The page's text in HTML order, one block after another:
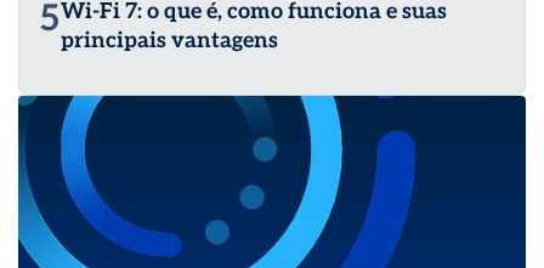
5Wi-Fi 7: o que é, como funciona e suas
principais vantagens